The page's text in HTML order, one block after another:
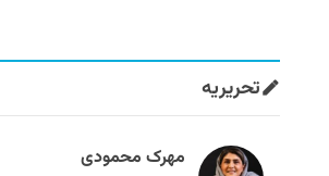
تحریریه
مهرک محمودی